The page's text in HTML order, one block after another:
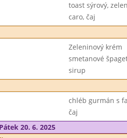
toast sýrový,
caro, čaj
Zeleninový krém
smetanové
sirup
chléb gurmán s
čaj
Pátek 20. 6. 2025